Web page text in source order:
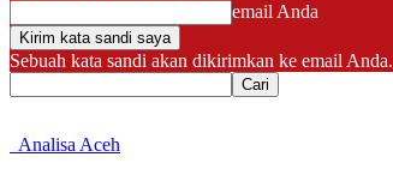
email Anda
Sebuah kata sandi akan dikirimkan ke email Anda.
Analisa Aceh